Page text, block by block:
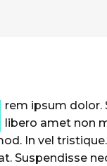
rem ipsum dolor.
libero amet non
In vel
Suspendisse